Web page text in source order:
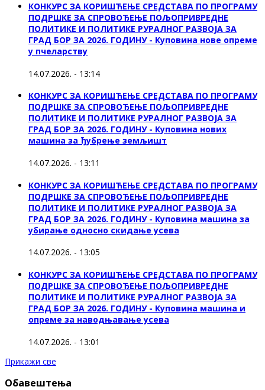
КОНКУРС ЗА КОРИШЋЕЊЕ СРЕДСТАВА ПО ПРОГРАМУ
ПОДРШКЕ ЗА СПРОВОЂЕЊЕ ПОЉОПРИВРЕДНЕ
ПОЛИТИКЕ И ПОЛИТИКЕ РУРАЛНОГ РАЗВОЈА ЗА
ГРАД БОР ЗА 2026. ГОДИНУ - Куповина нове опреме
у пчеларству
14.07.2026. - 13:14
КОНКУРС ЗА КОРИШЋЕЊЕ СРЕДСТАВА ПО ПРОГРАМУ
ПОДРШКЕ ЗА СПРОВОЂЕЊЕ ПОЉОПРИВРЕДНЕ
ПОЛИТИКЕ И ПОЛИТИКЕ РУРАЛНОГ РАЗВОЈА ЗА
ГРАД БОР ЗА 2026. ГОДИНУ - Куповина нових
машина за ђубрење земљишт
14.07.2026. - 13:11
КОНКУРС ЗА КОРИШЋЕЊЕ СРЕДСТАВА ПО ПРОГРАМУ
ПОДРШКЕ ЗА СПРОВОЂЕЊЕ ПОЉОПРИВРЕДНЕ
ПОЛИТИКЕ И ПОЛИТИКЕ РУРАЛНОГ РАЗВОЈА ЗА
ГРАД БОР ЗА 2026. ГОДИНУ - Куповинa машина за
убирање односно скидање усева
14.07.2026. - 13:05
КОНКУРС ЗА КОРИШЋЕЊЕ СРЕДСТАВА ПО ПРОГРАМУ
ПОДРШКЕ ЗА СПРОВОЂЕЊЕ ПОЉОПРИВРЕДНЕ
ПОЛИТИКЕ И ПОЛИТИКЕ РУРАЛНОГ РАЗВОЈА ЗА
ГРАД БОР ЗА 2026. ГОДИНУ - Куповина машина и
опреме за наводњавање усева
14.07.2026. - 13:01
Прикажи све
Обавештења